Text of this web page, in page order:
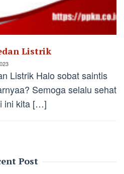
Listrik
Listrik Halo sobat saintis
Semoga selalu sehat
ini kita […]
Post